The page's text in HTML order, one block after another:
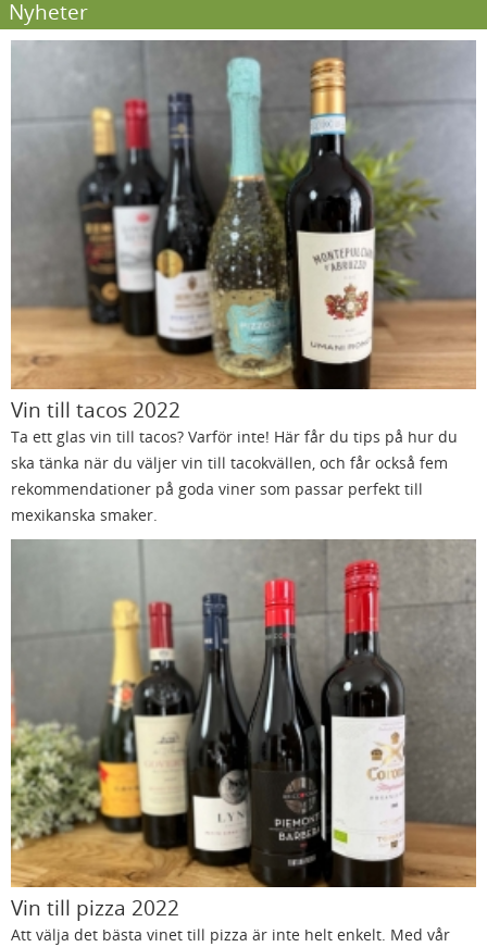
Nyheter
Vin till tacos 2022
Ta ett glas vin till tacos? Varför inte! Här får du tips på hur du
ska tänka när du väljer vin till tacokvällen, och får också fem
rekommendationer på goda viner som passar perfekt till
mexikanska smaker.
Vin till pizza 2022
Att välja det bästa vinet till pizza är inte helt enkelt. Med vår